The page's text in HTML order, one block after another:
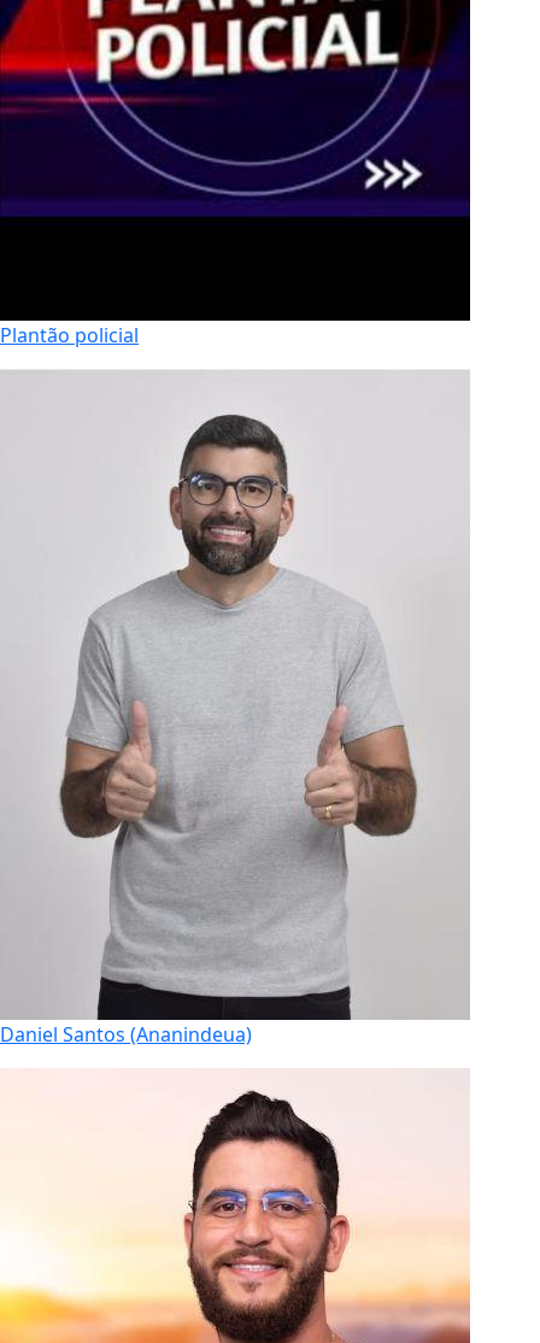
Plantão policial
Daniel Santos (Ananindeua)